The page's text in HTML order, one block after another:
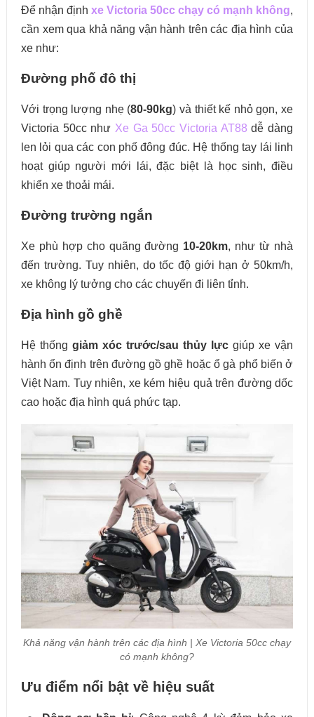
Để nhận định xe Victoria 50cc chạy có mạnh không,
cần xem qua khả năng vận hành trên các địa hình của
xe như:
Đường phố đô thị
Với trọng lượng nhẹ (80-90kg) và thiết kế nhỏ gọn, xe
Victoria 50cc như Xe Ga 50cc Victoria AT88 dễ dàng
len lỏi qua các con phố đông đúc. Hệ thống tay lái linh
hoạt giúp người mới lái, đặc biệt là học sinh, điều
khiển xe thoải mái.
Đường trường ngắn
Xe phù hợp cho quãng đường 10-20km, như từ nhà
đến trường. Tuy nhiên, do tốc độ giới hạn ở 50km/h,
xe không lý tưởng cho các chuyến đi liên tỉnh.
Địa hình gồ ghề
Hệ thống giảm xóc trước/sau thủy lực giúp xe vận
hành ổn định trên đường gồ ghề hoặc ổ gà phổ biến ở
Việt Nam. Tuy nhiên, xe kém hiệu quả trên đường dốc
cao hoặc địa hình quá phức tạp.
Khả năng vận hành trên các địa hình | Xe Victoria 50cc chạy
có mạnh không?
Ưu điểm nổi bật về hiệu suất